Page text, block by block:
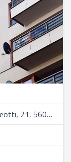
San giuliano terme, Via g. matteotti, 21, 56017 gello pi, italia